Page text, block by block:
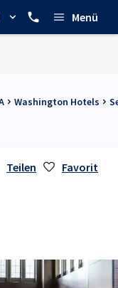
Menü
Washington Hotels
Teilen Favorit